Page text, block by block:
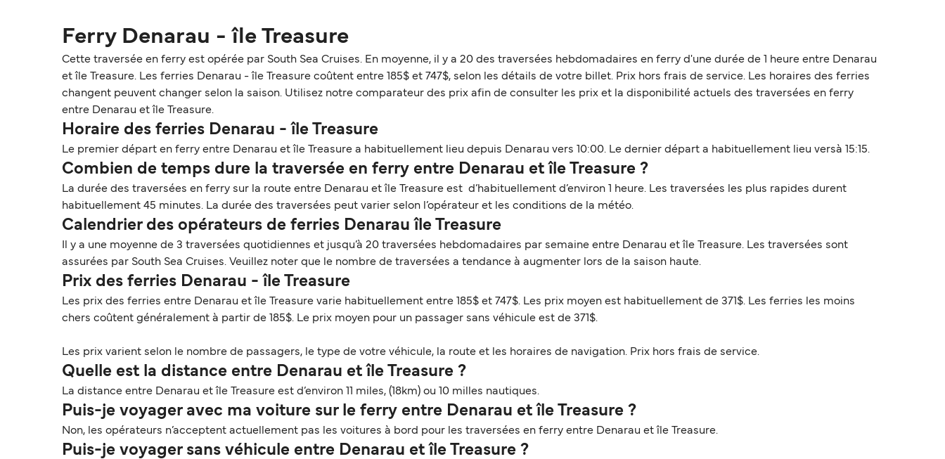
Ferry Denarau - île Treasure
Cette traversée en ferry est opérée par South Sea Cruises. En moyenne, il y a 20 des traversées hebdomadaires en ferry d'une durée de 1 heure entre Denarau
et île Treasure. Les ferries Denarau - île Treasure coûtent entre 185$ et 747$, selon les détails de votre billet. Prix hors frais de service. Les horaires des ferries
changent peuvent changer selon la saison. Utilisez notre comparateur des prix afin de consulter les prix et la disponibilité actuels des traversées en ferry
entre Denarau et île Treasure.
Horaire des ferries Denarau - île Treasure
Le premier départ en ferry entre Denarau et île Treasure a habituellement lieu depuis Denarau vers 10:00. Le dernier départ a habituellement lieu versà 15:15.
Combien de temps dure la traversée en ferry entre Denarau et île Treasure ?
La durée des traversées en ferry sur la route entre Denarau et île Treasure est d’habituellement d’environ 1 heure. Les traversées les plus rapides durent
habituellement 45 minutes. La durée des traversées peut varier selon l’opérateur et les conditions de la météo.
Calendrier des opérateurs de ferries Denarau île Treasure
Il y a une moyenne de 3 traversées quotidiennes et jusqu’à 20 traversées hebdomadaires par semaine entre Denarau et île Treasure. Les traversées sont
assurées par South Sea Cruises. Veuillez noter que le nombre de traversées a tendance à augmenter lors de la saison haute.
Prix des ferries Denarau - île Treasure
Les prix des ferries entre Denarau et île Treasure varie habituellement entre 185$ et 747$. Les prix moyen est habituellement de 371$. Les ferries les moins
chers coûtent généralement à partir de 185$. Le prix moyen pour un passager sans véhicule est de 371$.
Les prix varient selon le nombre de passagers, le type de votre véhicule, la route et les horaires de navigation. Prix hors frais de service.
Quelle est la distance entre Denarau et île Treasure ?
La distance entre Denarau et île Treasure est d’environ 11 miles, (18km) ou 10 milles nautiques.
Puis-je voyager avec ma voiture sur le ferry entre Denarau et île Treasure ?
Non, les opérateurs n’acceptent actuellement pas les voitures à bord pour les traversées en ferry entre Denarau et île Treasure.
Puis-je voyager sans véhicule entre Denarau et île Treasure ?